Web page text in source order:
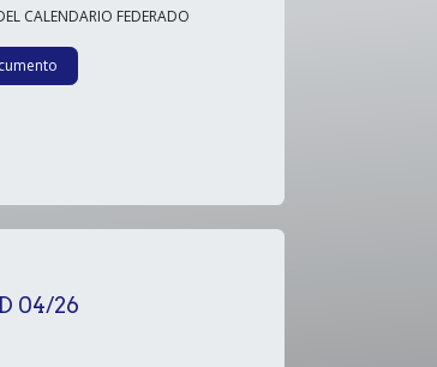
CALENDARIO FEDERADO
04/26